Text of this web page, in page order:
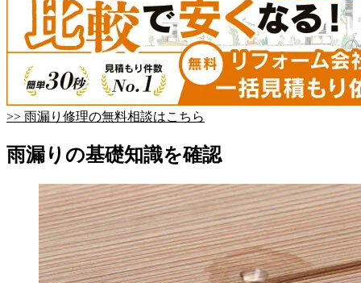
>> 雨漏り修理の無料相談はこちら
雨漏りの基礎知識を確認